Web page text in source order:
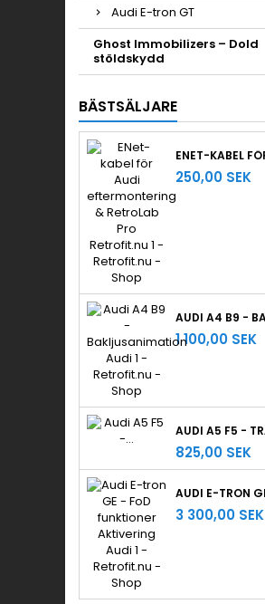
Audi E-tron GT
Ghost Immobilizers – Dold
stöldskydd
BÄSTSÄLJARE
250,00 SEK
1 100,00 SEK
825,00 SEK
3 300,00 SEK